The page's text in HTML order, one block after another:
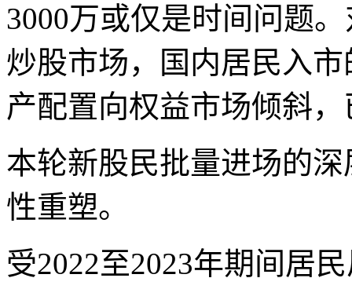
3000万或仅是时间问题
炒股市场，国内居民入
产配置向权益市场倾斜
本轮新股民批量进场的
性重塑。
受2022至2023年期间居